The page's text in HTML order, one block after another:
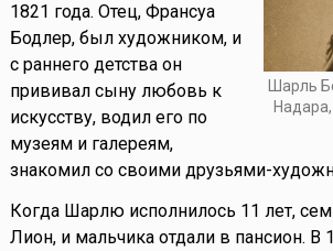
Шарль
1821 года. Отец, Франсуа
Бодлер, был художником, и
с раннего детства он
прививал сыну любовь к
искусству, водил его по
музеям и галереям,
знакомил со своими друзьями-
Когда Шарлю исполнилось 11 лет,
Лион, и мальчика отдали в пансион. В